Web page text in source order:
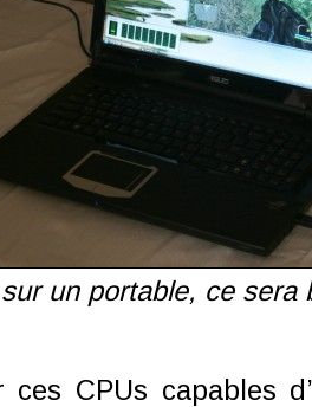
un portable, ce sera
ces CPUs capables